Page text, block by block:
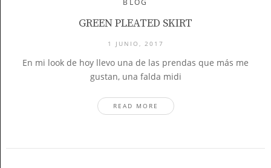
BLOG
GREEN PLEATED SKIRT
1 JUNIO, 2017
En mi look de hoy llevo una de las prendas que más me
gustan, una falda midi
READ MORE